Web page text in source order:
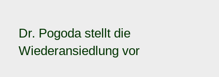
Dr. Pogoda stellt die
Wiederansiedlung vor